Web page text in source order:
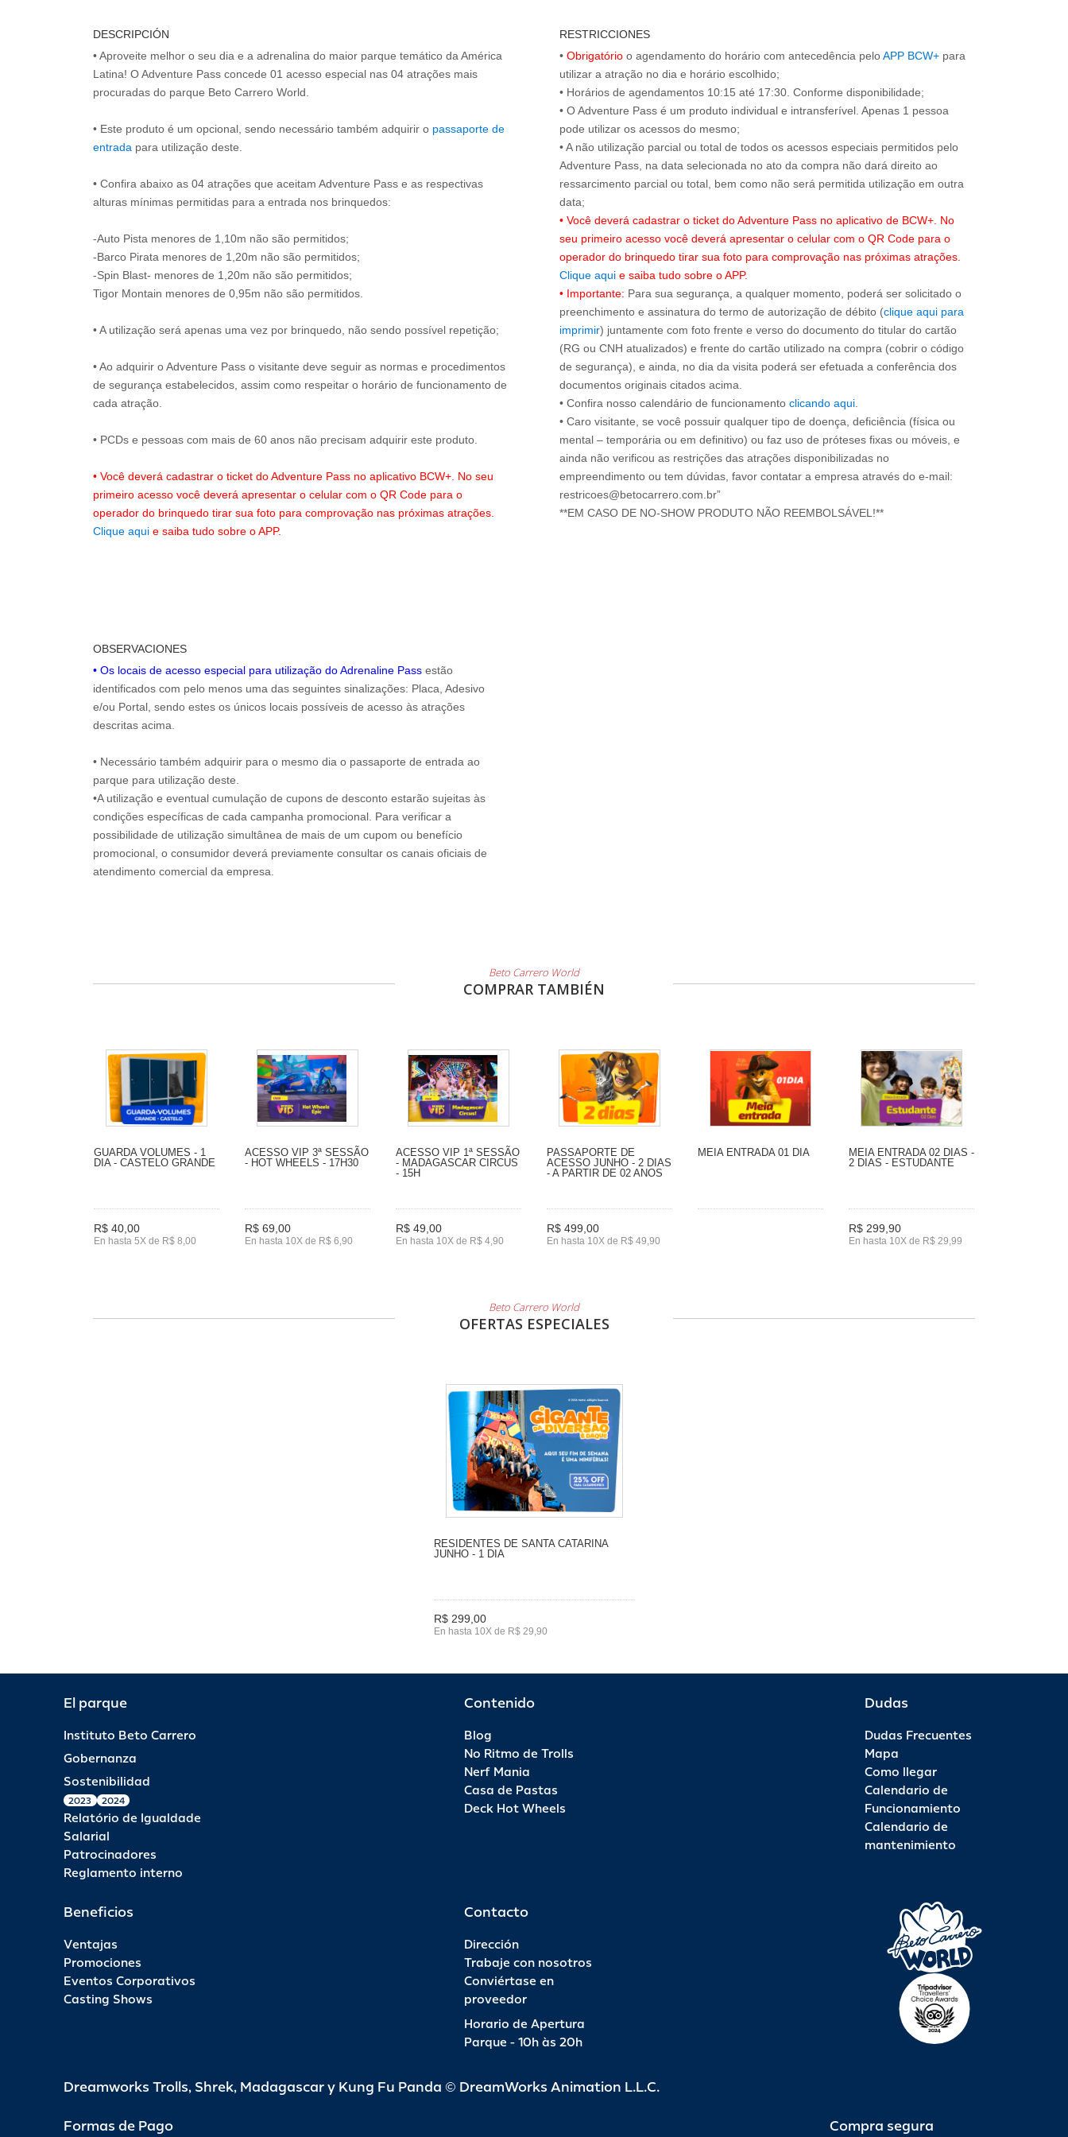
DESCRIPCIÓN
• Aproveite melhor o seu dia e a adrenalina do maior parque temático da América
Latina! O Adventure Pass concede 01 acesso especial nas 04 atrações mais
procuradas do parque Beto Carrero World.
• Este produto é um opcional, sendo necessário também adquirir o passaporte de
entrada para utilização deste.
• Confira abaixo as 04 atrações que aceitam Adventure Pass e as respectivas
alturas mínimas permitidas para a entrada nos brinquedos:
-Auto Pista menores de 1,10m não são permitidos;
-Barco Pirata menores de 1,20m não são permitidos;
-Spin Blast- menores de 1,20m não são permitidos;
Tigor Montain menores de 0,95m não são permitidos.
• A utilização será apenas uma vez por brinquedo, não sendo possível repetição;
• Ao adquirir o Adventure Pass o visitante deve seguir as normas e procedimentos
de segurança estabelecidos, assim como respeitar o horário de funcionamento de
cada atração.
• PCDs e pessoas com mais de 60 anos não precisam adquirir este produto.
• Você deverá cadastrar o ticket do Adventure Pass no aplicativo BCW+. No seu
primeiro acesso você deverá apresentar o celular com o QR Code para o
operador do brinquedo tirar sua foto para comprovação nas próximas atrações.
Clique aqui e saiba tudo sobre o APP.
OBSERVACIONES
• Os locais de acesso especial para utilização do Adrenaline Pass estão
identificados com pelo menos uma das seguintes sinalizações: Placa, Adesivo
e/ou Portal, sendo estes os únicos locais possíveis de acesso às atrações
descritas acima.
• Necessário também adquirir para o mesmo dia o passaporte de entrada ao
parque para utilização deste.
•A utilização e eventual cumulação de cupons de desconto estarão sujeitas às
condições específicas de cada campanha promocional. Para verificar a
possibilidade de utilização simultânea de mais de um cupom ou benefício
promocional, o consumidor deverá previamente consultar os canais oficiais de
atendimento comercial da empresa.
RESTRICCIONES
• Obrigatório o agendamento do horário com antecedência peloAPP BCW+ para
utilizar a atração no dia e horário escolhido;
• Horários de agendamentos 10:15 até 17:30. Conforme disponibilidade;
• O Adventure Pass é um produto individual e intransferível. Apenas 1 pessoa
pode utilizar os acessos do mesmo;
• A não utilização parcial ou total de todos os acessos especiais permitidos pelo
Adventure Pass, na data selecionada no ato da compra não dará direito ao
ressarcimento parcial ou total, bem como não será permitida utilização em outra
• Você deverá cadastrar o ticket do Adventure Pass no aplicativo de BCW+. No
seu primeiro acesso você deverá apresentar o celular com o QR Code para o
operador do brinquedo tirar sua foto para comprovação nas próximas atrações.
Clique aqui e saiba tudo sobre o APP.
• Importante: Para sua segurança, a qualquer momento, poderá ser solicitado o
preenchimento e assinatura do termo de autorização de débito (clique aqui para
imprimir) juntamente com foto frente e verso do documento do titular do cartão
(RG ou CNH atualizados) e frente do cartão utilizado na compra (cobrir o código
de segurança), e ainda, no dia da visita poderá ser efetuada a conferência dos
documentos originais citados acima.
• Confira nosso calendário de funcionamento clicando aqui.
• Caro visitante, se você possuir qualquer tipo de doença, deficiência (física ou
mental – temporária ou em definitivo) ou faz uso de próteses fixas ou móveis, e
ainda não verificou as restrições das atrações disponibilizadas no
empreendimento ou tem dúvidas, favor contatar a empresa através do e-mail:
restricoes@betocarrero.com.br”
Beto Carrero World
COMPRAR TAMBIÉN
GUARDA VOLUMES - 1
DIA - CASTELO GRANDE
R$ 40,00
En hasta 5X de R$ 8,00
ACESSO VIP 3ª SESSÃO
- HOT WHEELS - 17H30
R$ 69,00
En hasta 10X de R$ 6,90
ACESSO VIP 1ª SESSÃO
- MADAGASCAR CIRCUS
- 15H
R$ 49,00
En hasta 10X de R$ 4,90
PASSAPORTE DE
ACESSO JUNHO - 2 DIAS
- A PARTIR DE 02 ANOS
R$ 499,00
En hasta 10X de R$ 49,90
MEIA ENTRADA 01 DIA
MEIA ENTRADA 02 DIAS -
2 DIAS - ESTUDANTE
R$ 299,90
En hasta 10X de R$ 29,99
Beto Carrero World
OFERTAS ESPECIALES
RESIDENTES DE SANTA CATARINA
JUNHO - 1 DIA
R$ 299,00
En hasta 10X de R$ 29,90
El parque
Instituto Beto Carrero
Gobernanza
Sostenibilidad
2023 2024
Relatório de Igualdade
Salarial
Patrocinadores
Reglamento interno
Contenido
Blog
No Ritmo de Trolls
Nerf Mania
Casa de Pastas
Deck Hot Wheels
Dudas
Dudas Frecuentes
Mapa
Como llegar
Calendario de
Funcionamiento
Calendario de
mantenimiento
Beneficios
Ventajas
Promociones
Eventos Corporativos
Casting Shows
Contacto
Dirección
Trabaje con nosotros
Conviértase en
proveedor
Horario de Apertura
Parque - 10h às 20h
Dreamworks Trolls, Shrek, Madagascar y Kung Fu Panda © DreamWorks Animation L.L.C.
Formas de Pago Compra segura